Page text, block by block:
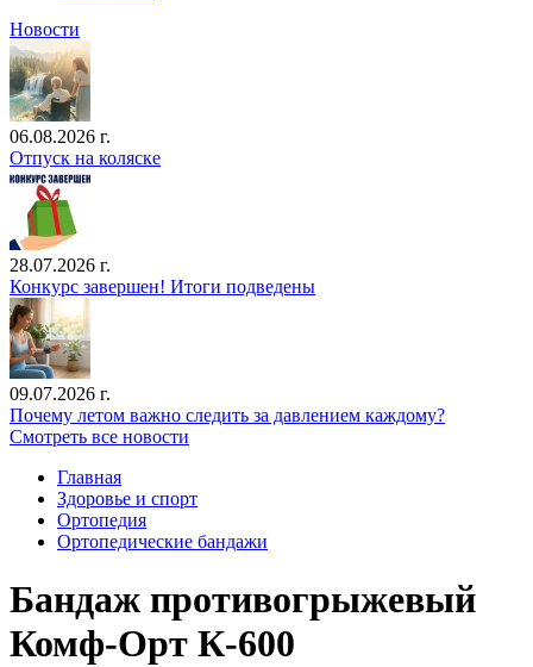
Новости
06.08.2026 г.
Отпуск на коляске
28.07.2026 г.
Конкурс завершен! Итоги подведены
09.07.2026 г.
Почему летом важно следить за давлением каждому?
Смотреть все новости
Главная
Здоровье и спорт
Ортопедия
Ортопедические бандажи
Бандаж противогрыжевый
Комф-Орт К-600